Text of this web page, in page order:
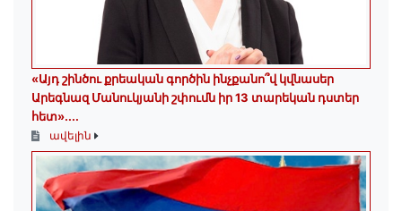
«Այդ շինծու քրեական գործին ինչքանո՞վ կվնասեր
Արեգնազ Մանուկյանի շփումն իր 13 տարեկան դստեր
հետ»․...
ավելին